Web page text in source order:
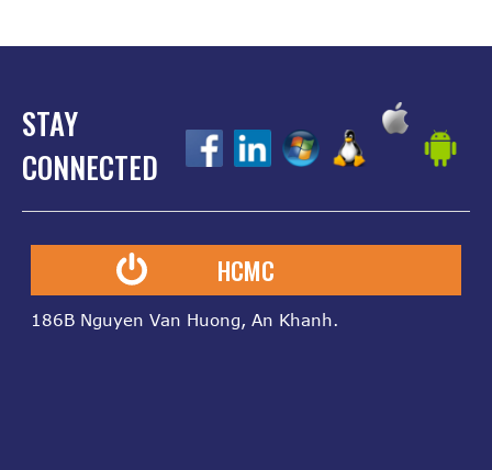
STAY
CONNECTED
HCMC
186B Nguyen Van Huong, An Khanh.